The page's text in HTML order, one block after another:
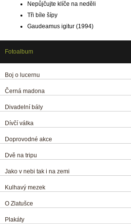
Nepůjčujte klíče na neděli
Tři bíle šípy
Gaudeamus igitur (1994)
Fotoalbum
Boj o lucernu
Černá madona
Divadelní bály
Dívčí válka
Doprovodné akce
Dvě na tripu
Jako v nebi tak i na zemi
Kulhavý mezek
O Zlatušce
Plakáty